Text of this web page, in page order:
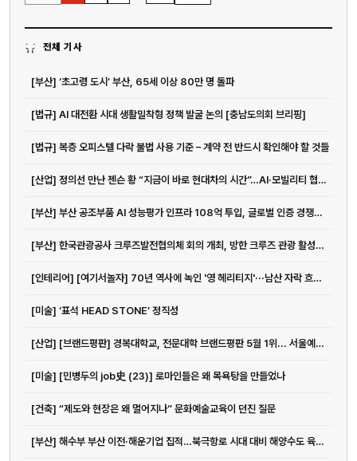
전체 기사
[부산] ‘초고령 도시’ 부산, 65세 이상 80만 명 돌파
[법규] AI 대전환 시대 생활밀착형 정책 발굴 논의 [충남도의회 브리핑]
[법규] 복층 오피스텔 다락 불법 사용 기준 – 계약 전 반드시 확인해야 할 것들
[산업] 정의선 만난 젠슨 황 “지금이 바로 현대차의 시간”…AI·모빌리티 협력...
[부산] 부산 공조부품 AI 성능평가 인프라 108억 투입, 글로벌 인증 경쟁력 강화 이유
[부산] 한국관광공사 크루즈발전협의체 회의 개최, 방한 크루즈 관광 활성화 ...
[인테리어] [여기서놀자] 70년 역사에 녹인 '영 헤리티지'···남산 자락 흐르는 앰...
[미술] ‘표석 HEAD STONE’ 정직성
[산업] [브랜드평판] 경복대학교, 전문대학 브랜드평판 5월 1위... 서울예술대학...
[미술] [민병두의 job史 (23)] 로마인들은 왜 목욕탕을 만들었나
[건축] “제도와 현장은 왜 멀어지나” 문화예술교육이 던진 질문
[부산] 해수부 부산 이전·해운기업 집적…북극항로 시대 대비 해양수도 육성 ...